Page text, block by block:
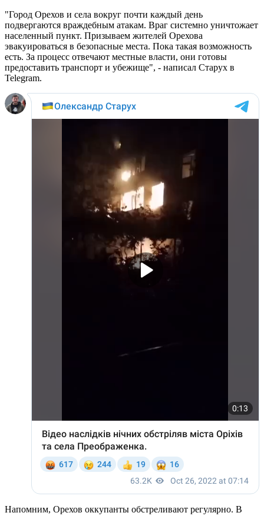
"Город Орехов и села вокруг почти каждый день
подвергаются враждебным атакам. Враг системно уничтожает
населенный пункт. Призываем жителей Орехова
эвакуироваться в безопасные места. Пока такая возможность
есть. За процесс отвечают местные власти, они готовы
предоставить транспорт и убежище", - написал Старух в
Telegram.
Напомним, Орехов оккупанты обстреливают регулярно. В